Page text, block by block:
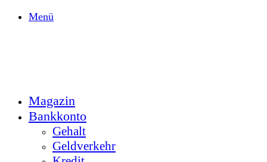
Menü
Magazin
Bankkonto
Gehalt
Geldverkehr